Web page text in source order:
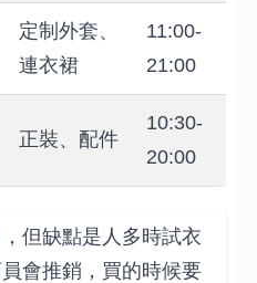
定制外套、
連衣裙
11:00-
21:00
正裝、配件
10:30-
20:00
但缺點是人多時試衣
會推銷，買的時候要